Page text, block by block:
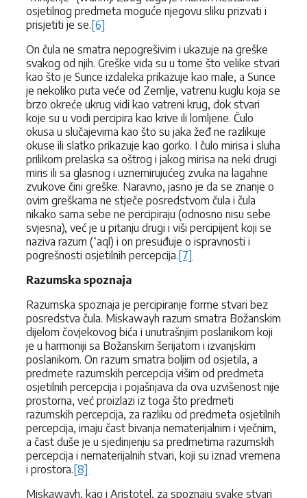
osjetilnog predmeta moguće njegovu sliku prizvati i
prisjetiti je se.[6]
On čula ne smatra nepogrešivim i ukazuje na greške
svakog od njih. Greške vida su u tome što velike stvari
kao što je Sunce izdaleka prikazuje kao male, a Sunce
je nekoliko puta veće od Zemlje, vatrenu kuglu koja se
brzo okreće ukrug vidi kao vatreni krug, dok stvari
koje su u vodi percipira kao krive ili lomljene. Čulo
okusa u slučajevima kao što su jaka žeđ ne razlikuje
okuse ili slatko prikazuje kao gorko. I čulo mirisa i sluha
prilikom prelaska sa oštrog i jakog mirisa na neki drugi
miris ili sa glasnog i uznemirujućeg zvuka na lagahne
zvukove čini greške. Naravno, jasno je da se znanje o
ovim greškama ne stječe posredstvom čula i čula
nikako sama sebe ne percipiraju (odnosno nisu sebe
svjesna), već je u pitanju drugi i viši percipijent koji se
naziva razum (‘aql) i on presuđuje o ispravnosti i
pogrešnosti osjetilnih percepcija.[7]
Razumska spoznaja
Razumska spoznaja je percipiranje forme stvari bez
posredstva čula. Miskawayh razum smatra Božanskim
dijelom čovjekovog bića i unutrašnjim poslanikom koji
je u harmoniji sa Božanskim šerijatom i izvanjskim
poslanikom. On razum smatra boljim od osjetila, a
predmete razumskih percepcija višim od predmeta
osjetilnih percepcija i pojašnjava da ova uzvišenost nije
prostorna, već proizlazi iz toga što predmeti
razumskih percepcija, za razliku od predmeta osjetilnih
percepcija, imaju čast bivanja nematerijalnim i vječnim,
a čast duše je u sjedinjenju sa predmetima razumskih
percepcija i nematerijalnih stvari, koji su iznad vremena
i prostora.[8]
Miskawayh, kao i Aristotel, za spoznaju svake stvari